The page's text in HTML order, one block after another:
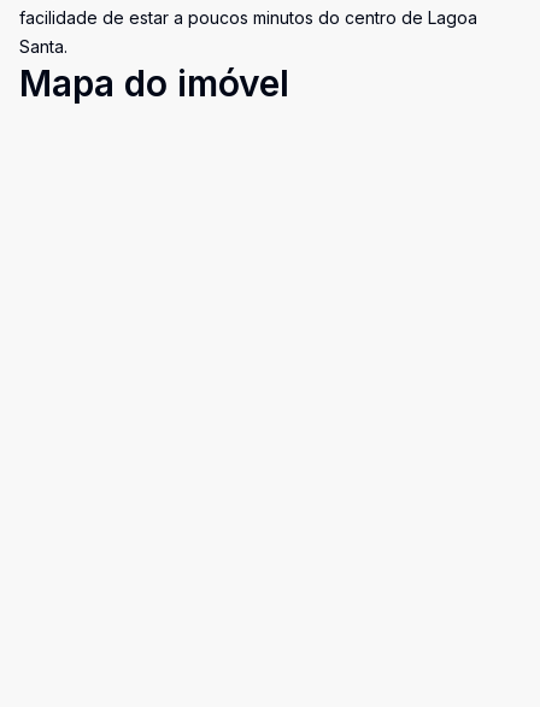
facilidade de estar a poucos minutos do centro de Lagoa
Santa.
Mapa do imóvel